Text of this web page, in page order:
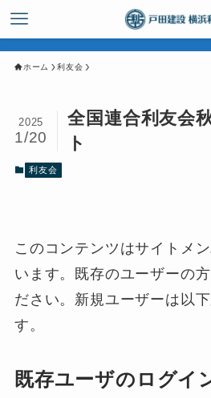
ホーム 利友会
全国連合利友会
ト
2025
1/20
利友会
このコンテンツはサイトメ
います。既存のユーザーの
ださい。新規ユーザーは以
す。
既存ユーザのログイ